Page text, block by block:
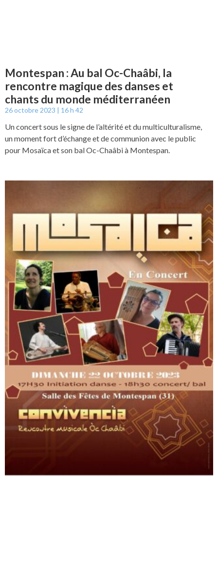
Montespan : Au bal Oc-Chaâbi, la
rencontre magique des danses et
chants du monde méditerranéen
26 octobre 2023 16 h 42
Un concert sous le signe de l’altérité et du multiculturalisme,
un moment fort d’échange et de communion avec le public
pour Mosaïca et son bal Oc-Chaâbi à Montespan.